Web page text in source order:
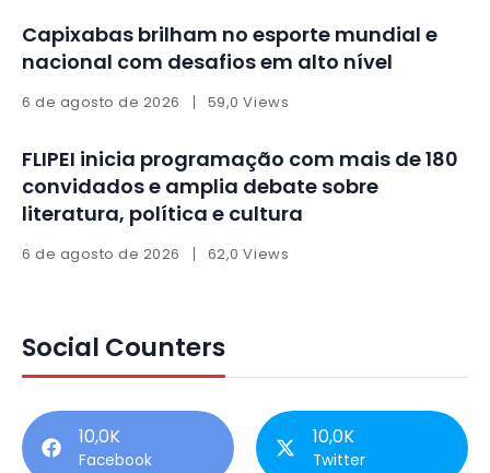
Capixabas brilham no esporte mundial e
nacional com desafios em alto nível
6 de agosto de 2026 59,0 Views
FLIPEI inicia programação com mais de 180
convidados e amplia debate sobre
literatura, política e cultura
6 de agosto de 2026 62,0 Views
Social Counters
10,0K
Facebook
10,0K
Twitter